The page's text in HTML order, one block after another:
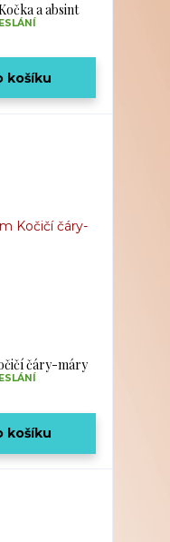
a absint
košíku
čáry-máry
košíku